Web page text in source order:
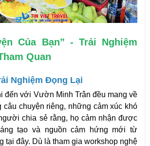
Của Bạn” - Trải Nghiệm
Quan
Nghiệm Đọng Lại
đến với Vườn Minh Trân đều mang về
câu chuyện riêng, những cảm xúc khó
chia sẻ rằng, họ cảm nhận được
tạo và nguồn cảm hứng mới từ
tại đây. Dù là tham gia workshop nghệ